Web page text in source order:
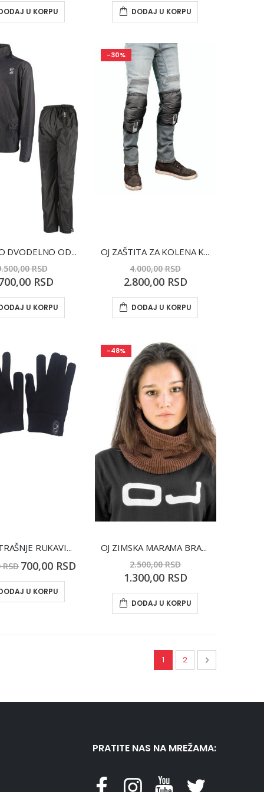
U KORPU DODAJ U KORPU
OJ KISNO DVODELNO ODELO COMPACT WL
RSD
RSD
U KORPU
-30%
OJ ZAŠTITA ZA KOLENA KRAĆA
4.000,00 RSD
Special
Price
2.800,00 RSD
DODAJ U KORPU
OJ UNUTRAŠNJE RUKAVICE SKIN
Special
Price
700,00 RSD
U KORPU
-48%
OJ ZIMSKA MARAMA BRAON
2.500,00 RSD
Special
Price
1.300,00 RSD
DODAJ U KORPU
Page
You're currently reading
1 Page
2 Page
Sledeći
DAYTONA DY REZERVNI DELOVI
YAMAHA REZERVNI DELOVI
PRATITE NAS NA MREŽAMA: